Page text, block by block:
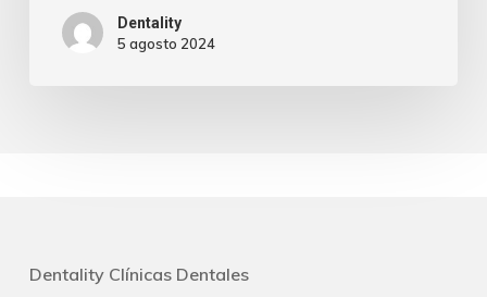
realizar
Dentality
5 agosto 2024
Dentality Clínicas Dentales